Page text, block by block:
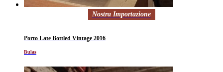
Nostra Importazione
Porto Late Bottled Vintage 2016
Bulas